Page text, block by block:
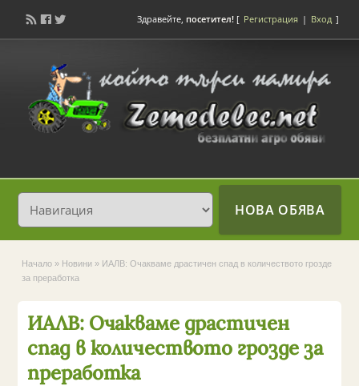
Здравейте, посетител! [ Регистрация | Вход ]
НОВА ОБЯВА
Начало » Новини » ИАЛВ: Очакваме драстичен спад в количеството грозде
за преработка
ИАЛВ: Очакваме драстичен
спад в количеството грозде за
преработка